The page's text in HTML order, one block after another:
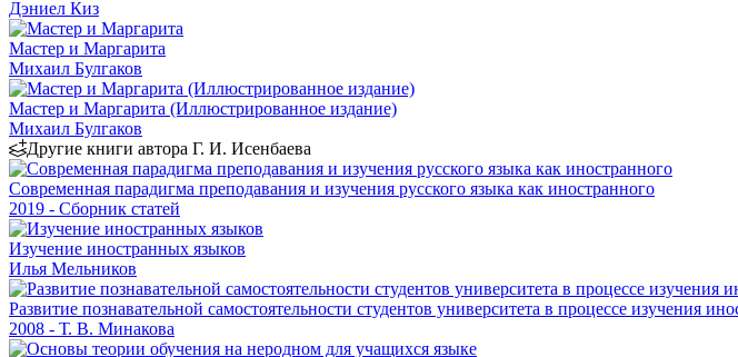
Дэниел Киз
Мастер и Маргарита
Михаил Булгаков
Мастер и Маргарита (Иллюстрированное издание)
Михаил Булгаков
Другие книги автора Г. И. Исенбаева
Современная парадигма преподавания и изучения русского языка как иностранного
2019 - Сборник статей
Изучение иностранных языков
Илья Мельников
Развитие познавательной самостоятельности студентов университета в процессе изучения
2008 - Т. В. Минакова